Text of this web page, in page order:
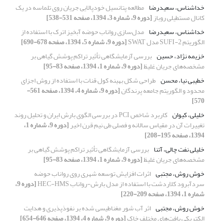
خداشناس، سعیدرضا مطالعه پتانسیل خودپالایی جریان روی تلماسه در یک
کانال مستطیلی روباز[دوره 9، شماره 3، 1394، صفحه 531-538]
خداشناس، سعیدرضا مدل‌سازی رواناب حوضه آبخیز اترک با استفاده از
الگوریتم SUFI-2 مدل SWAT
[دوره 9، شماره 5، 1394، صفحه 678-690]
خزیمه نژاد، حسین بررسی آزمایشگاهی تأثیر تراکم پوشش گیاهی بر
مشخصه‌های جریان غلیظ[دوره 9، شماره 1، 1394، صفحه 83-95]
خطیبی نیا، محسن طراحی شکل بهینه کول قنات با استفاده از روش اجزای
محدود و الگوریتم جامعه پرندگان [دوره 9، شماره 4، 1394، صفحه 561-
570]
خلیلی، کیوان
کاربرد شاخص PCI در بررسی الگوی بارش ایران و تحلیل روند
تغییرات آن در مقیاس سالانه و فصلی طی نیم قرن اخیر [دوره 9، شماره 1،
1394، صفحه 195-208]
خلیلی نفت چالی، آتنا بررسی آزمایشگاهی تأثیر تراکم پوشش گیاهی بر
مشخصه‌های جریان غلیظ[دوره 9، شماره 1، 1394، صفحه 83-95]
خوش روش، مجتبی اثرات افزایش توسعه شهری روی رواناب حوضه
سردآبرود کلاردشت با استفاده از مدل بارش-رواناب HEC-HMS [دوره 9،
شماره 1، 1394، صفحه 209-220]
خوش روش، مجتبی اثر آب شور مغناطیسی شده بر نفوذپذیری و هدایت
الکتریکی بافت‌های مختلف خاک[دوره 9، شماره 4، 1394، صفحه 646-654]